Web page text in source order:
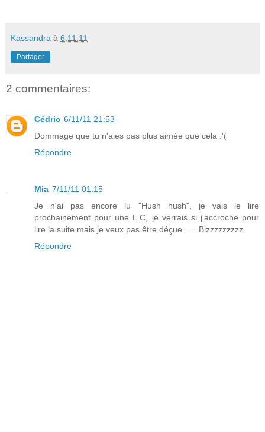
Kassandra à 6.11.11
Partager
2 commentaires:
Cédric 6/11/11 21:53
Dommage que tu n'aies pas plus aimée que cela :'(
Répondre
Mia 7/11/11 01:15
Je n'ai pas encore lu "Hush hush", je vais le lire
prochainement pour une L.C, je verrais si j'accroche pour
lire la suite mais je veux pas être déçue ..... Bizzzzzzzzz
Répondre